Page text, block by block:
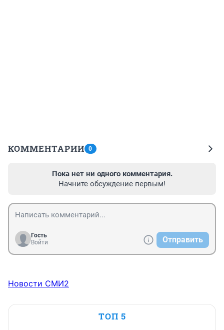
КОММЕНТАРИИ 0
Пока нет ни одного комментария.
Начните обсуждение первым!
Гость
Войти
Отправить
Новости СМИ2
ТОП 5